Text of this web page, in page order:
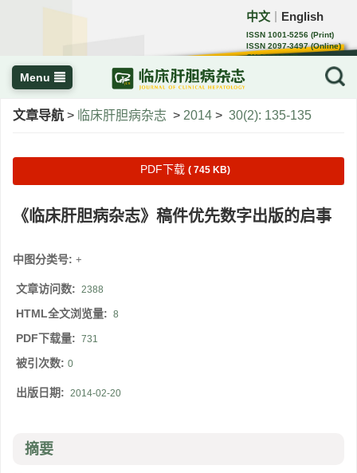
中文 English
ISSN 1001-5256 (Print)
ISSN 2097-3497 (Online)
CN 22-1108/R
Menu
文章导航 > 临床肝胆病杂志 > 2014 > 30(2): 135-135
PDF下载 ( 745 KB)
《临床肝胆病杂志》稿件优先数字出版的启事
中图分类号: +
文章访问数: 2388
HTML全文浏览量: 8
PDF下载量: 731
被引次数: 0
出版日期: 2014-02-20
摘要